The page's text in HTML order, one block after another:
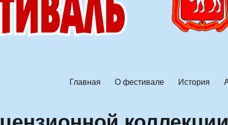
Главная О фестивале История